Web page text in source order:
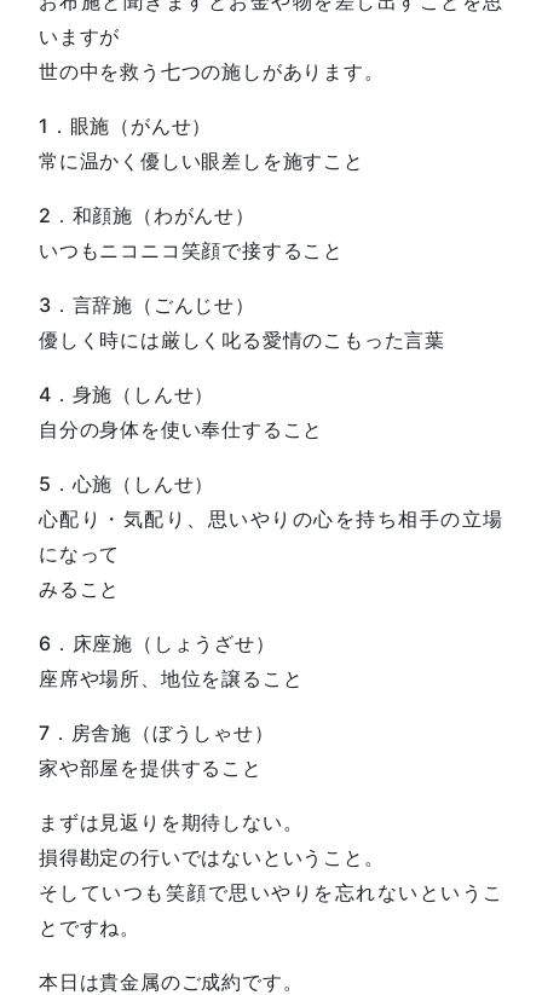
いますが
世の中を救う七つの施しがあります。
1．眼施（がんせ）
常に温かく優しい眼差しを施すこと
2．和顔施（わがんせ）
いつもニコニコ笑顔で接すること
3．言辞施（ごんじせ）
優しく時には厳しく叱る愛情のこもった言葉
4．身施（しんせ）
自分の身体を使い奉仕すること
5．心施（しんせ）
心配り・気配り、思いやりの心を持ち相手の立場
になって
みること
6．床座施（しょうざせ）
座席や場所、地位を譲ること
7．房舎施（ぼうしゃせ）
家や部屋を提供すること
まずは見返りを期待しない。
損得勘定の行いではないということ。
そしていつも笑顔で思いやりを忘れないというこ
とですね。
本日は貴金属のご成約です。